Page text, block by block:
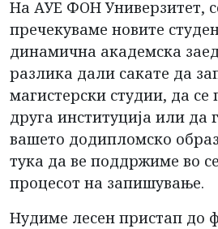
На АУЕ ФОН Универзитет,
пречекуваме новите
динамична академска
разлика дали сакате да
магистерски студии, да
друга институција или да
вашето додипломско
тука да ве поддржиме во
процесот на запишување.
Нудиме лесен пристап до